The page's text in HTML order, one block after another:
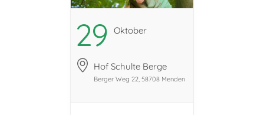
angegebenen
Zeiten sind in
vollem Umfang
können nicht
gesplittet
29 Oktober
Hof Schulte Berge
Berger Weg 22, 58708 Menden